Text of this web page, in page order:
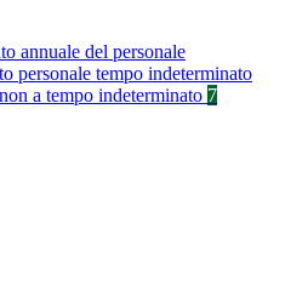
annuale del personale
personale tempo indeterminato
a tempo indeterminato 7